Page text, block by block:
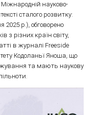
науково-
сталого розвитку:
2025 р.), обговорено
з різних країн світу,
в журналі Freeside
Кодоланьї Яноша, що
та мають наукову